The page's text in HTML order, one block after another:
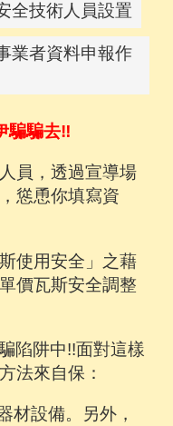
全技術人員設置
業者資料申報作
騙騙去‼
員，透過宣導場
慫恿你填寫資
使用安全」之藉
價瓦斯安全調整
陷阱中!!面對這樣
法來自保：
材設備。另外，